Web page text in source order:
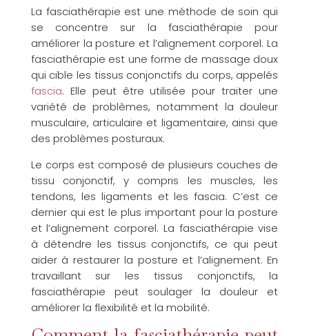
La fasciathérapie est une méthode de soin qui
se concentre sur la fasciathérapie pour
améliorer la posture et l’alignement corporel. La
fasciathérapie est une forme de massage doux
qui cible les tissus conjonctifs du corps, appelés
fascia. Elle peut être utilisée pour traiter une
variété de problèmes, notamment la douleur
musculaire, articulaire et ligamentaire, ainsi que
des problèmes posturaux.
Le corps est composé de plusieurs couches de
tissu conjonctif, y compris les muscles, les
tendons, les ligaments et les fascia. C’est ce
dernier qui est le plus important pour la posture
et l’alignement corporel. La fasciathérapie vise
à détendre les tissus conjonctifs, ce qui peut
aider à restaurer la posture et l’alignement. En
travaillant sur les tissus conjonctifs, la
fasciathérapie peut soulager la douleur et
améliorer la flexibilité et la mobilité.